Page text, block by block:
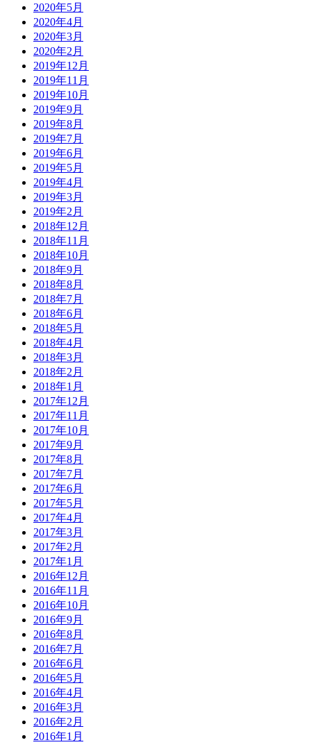
2020年5月
2020年4月
2020年3月
2020年2月
2019年12月
2019年11月
2019年10月
2019年9月
2019年8月
2019年7月
2019年6月
2019年5月
2019年4月
2019年3月
2019年2月
2018年12月
2018年11月
2018年10月
2018年9月
2018年8月
2018年7月
2018年6月
2018年5月
2018年4月
2018年3月
2018年2月
2018年1月
2017年12月
2017年11月
2017年10月
2017年9月
2017年8月
2017年7月
2017年6月
2017年5月
2017年4月
2017年3月
2017年2月
2017年1月
2016年12月
2016年11月
2016年10月
2016年9月
2016年8月
2016年7月
2016年6月
2016年5月
2016年4月
2016年3月
2016年2月
2016年1月